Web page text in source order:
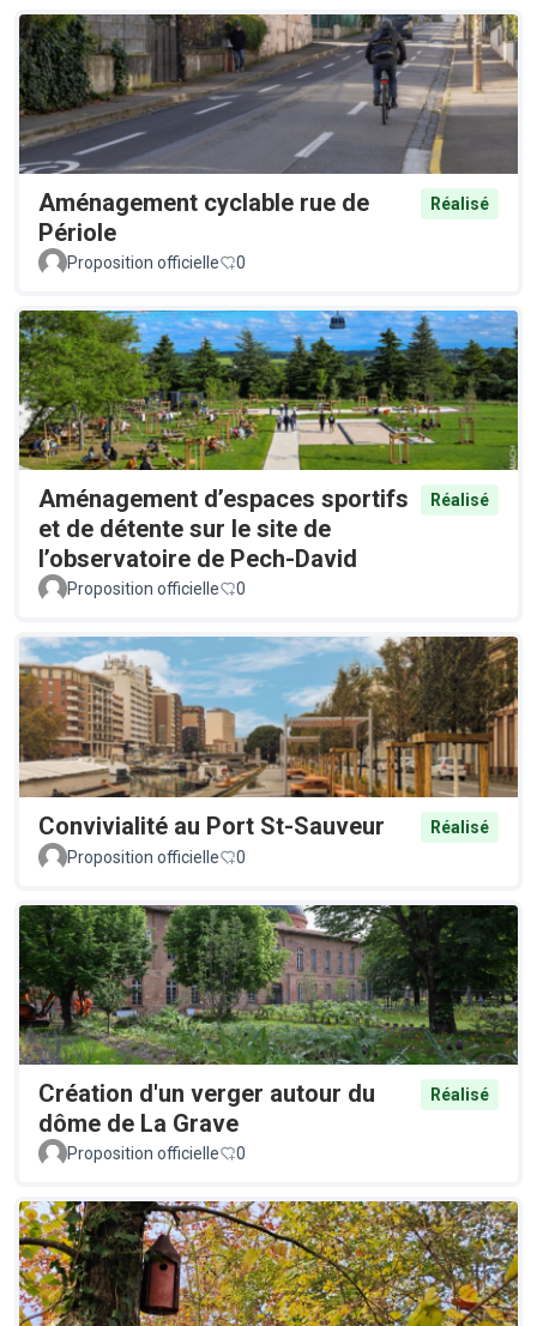
Aménagement cyclable rue de
Périole
Réalisé
Proposition officielle 0
Aménagement d’espaces sportifs
et de détente sur le site de
l’observatoire de Pech-David
Réalisé
Proposition officielle 0
Convivialité au Port St-Sauveur
Réalisé
Proposition officielle
0
Création d'un verger autour du
dôme de La Grave
Réalisé
Proposition officielle 0